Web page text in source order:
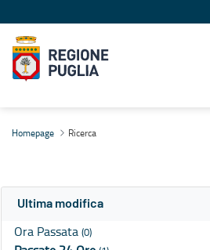
Homepage Ricerca
Ultima modifica
Ora Passata (0)